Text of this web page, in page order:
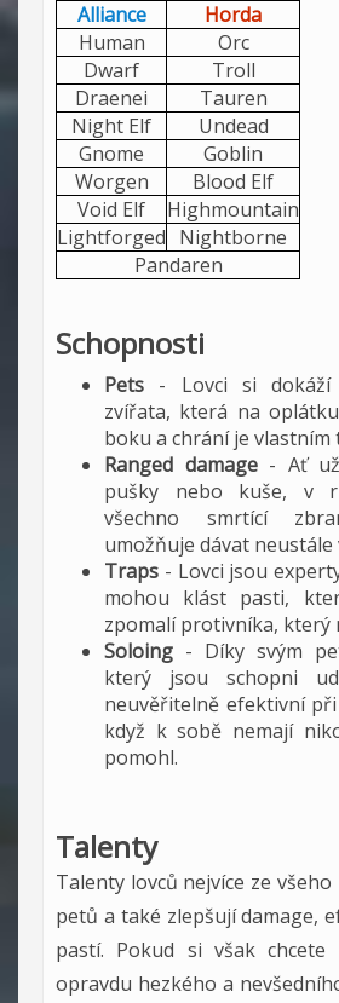
Alliance
Horda
Human
Orc
Dwarf
Troll
Draenei
Tauren
Night Elf
Undead
Gnome
Goblin
Worgen
Blood Elf
Void Elf
Highmountain
Lightforged Nightborne
Pandaren
Schopnosti
Pets - Lovci si dokáží
zvířata, která na
boku a chrání je vlastním
Ranged damage - Ať
pušky nebo kuše, v
všechno smrtící
umožňuje dávat neustále
Traps - Lovci jsou
mohou klást pasti,
zpomalí protivníka, který
Soloing - Díky svým
který jsou schopni
neuvěřitelně efektivní
když k sobě nemají
pomohl.
Talenty
Talenty lovců nejvíce ze
petů a také zlepšují damage,
pastí. Pokud si však chcete
opravdu hezkého a